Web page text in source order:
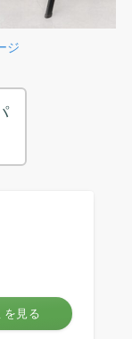
ジ
を見る